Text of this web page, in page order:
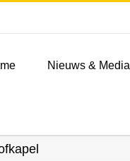
Nieuws & Media